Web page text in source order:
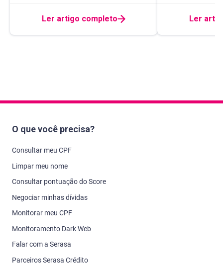
Ler artigo completo Ler
O que você precisa?
Consultar meu CPF
Limpar meu nome
Consultar pontuação do Score
Negociar minhas dívidas
Monitorar meu CPF
Monitoramento Dark Web
Falar com a Serasa
Parceiros Serasa Crédito